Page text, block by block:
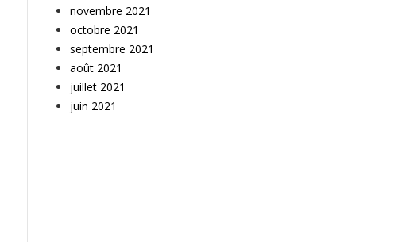
novembre 2021
octobre 2021
septembre 2021
août 2021
juillet 2021
juin 2021